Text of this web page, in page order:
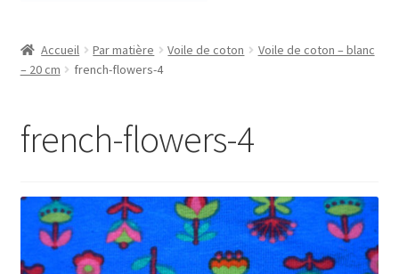
Contact
Mon compte
Panier
Accueil Par matière Voile de coton
Voile de coton – blanc
– 20 cm
french-flowers-4
french-flowers-4